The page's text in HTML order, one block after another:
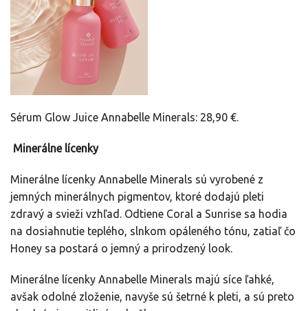
Sérum Glow Juice Annabelle Minerals: 28,90 €.
Minerálne lícenky
Minerálne lícenky Annabelle Minerals sú vyrobené z
jemných minerálnych pigmentov, ktoré dodajú pleti
zdravý a svieži vzhľad. Odtiene Coral a Sunrise sa hodia
na dosiahnutie teplého, slnkom opáleného tónu, zatiaľ čo
Honey sa postará o jemný a prirodzený look.
Minerálne lícenky Annabelle Minerals majú síce ľahké,
avšak odolné zloženie, navyše sú šetrné k pleti, a sú preto